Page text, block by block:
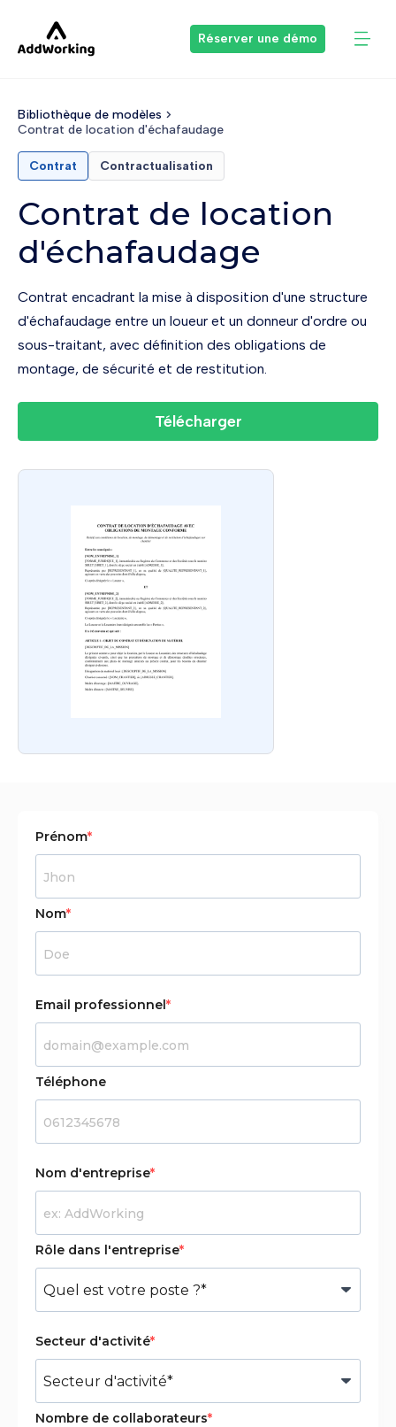
Réserver une démo
Bibliothèque de modèles
Contrat de location d'échafaudage
Contrat Contractualisation
Contrat de location
d'échafaudage
Contrat encadrant la mise à disposition d'une structure
d'échafaudage entre un loueur et un donneur d'ordre ou
sous-traitant, avec définition des obligations de
montage, de sécurité et de restitution.
Télécharger
Prénom
Nom
Email professionnel
Téléphone
Nom d'entreprise
Rôle dans l'entreprise
Secteur d'activité
Nombre de collaborateurs